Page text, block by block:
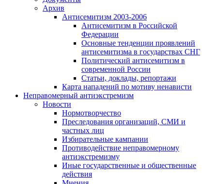
Архив
Антисемитизм 2003-2006
Антисемитизм в Российской
Федерации
Основные тенденции проявлений
антисемитизма в государствах СНГ
Политический антисемитизм в
современной России
Статьи, доклады, репортажи
Карта нападений по мотиву ненависти
Неправомерный антиэкстремизм
Новости
Нормотворчество
Преследования организаций, СМИ и
частных лиц
Избирательные кампании
Противодействие неправомерному
антиэкстремизму
Иные государственные и общественные
действия